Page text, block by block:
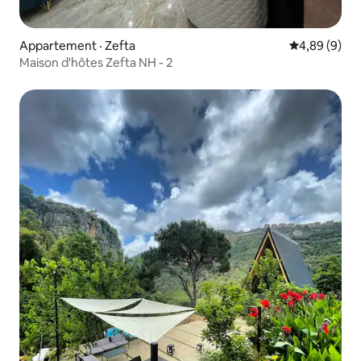
Appartement · Zefta Note
4,89 (9)
Maison d'hôtes Zefta NH - 2